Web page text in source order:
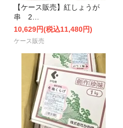
【ケース販売】紅しょうが
串 2…
10,629円(税込11,480円)
ケース販売